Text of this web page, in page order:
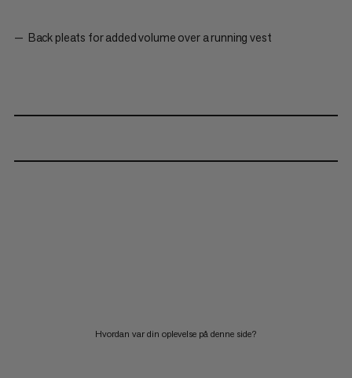
Back pleats for added volume over a running vest
Hvordan var din oplevelse på denne side?